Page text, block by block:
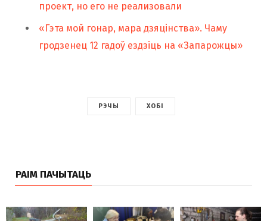
проект, но его не реализовали
«Гэта мой гонар, мара дзяцінства». Чаму
гродзенец 12 гадоў ездзіць на «Запарожцы»
РЭЧЫ ХОБІ
РАІМ ПАЧЫТАЦЬ